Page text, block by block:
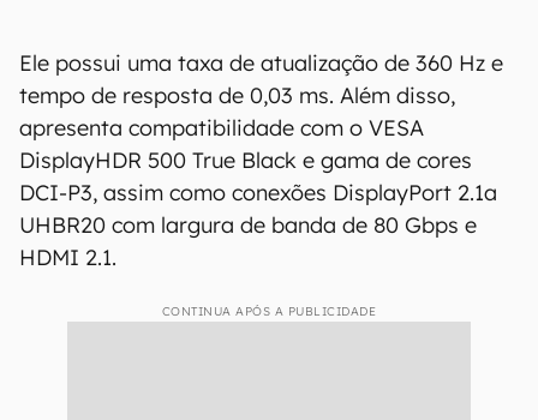
Ele possui uma taxa de atualização de 360 Hz e
tempo de resposta de 0,03 ms. Além disso,
apresenta compatibilidade com o VESA
DisplayHDR 500 True Black e gama de cores
DCI-P3, assim como conexões DisplayPort 2.1a
UHBR20 com largura de banda de 80 Gbps e
HDMI 2.1.
CONTINUA APÓS A PUBLICIDADE